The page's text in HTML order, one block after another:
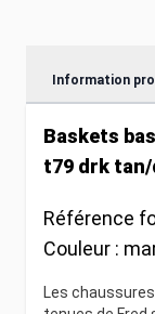
Information
Baskets
t79 drk
Référence
Couleur :
Les